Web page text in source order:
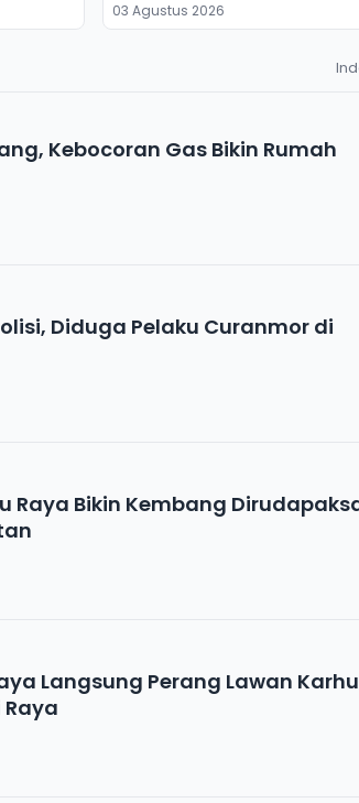
03 Agustus 2026
Kebocoran Gas Bikin Rumah
Diduga Pelaku Curanmor di
Raya Bikin Kembang
Langsung Perang Lawan
Raya